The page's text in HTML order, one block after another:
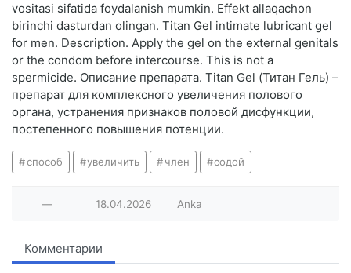
vositasi sifatida foydalanish mumkin. Effekt allaqachon
birinchi dasturdan olingan. Titan Gel intimate lubricant gel
for men. Description. Apply the gel on the external genitals
or the condom before intercourse. This is not a
spermicide. Описание препарата. Titan Gel (Титан Гель) –
препарат для комплексного увеличения полового
органа, устранения признаков половой дисфункции,
постепенного повышения потенции.
способ увеличить член содой
— 18.04.2026 Anka
Комментарии